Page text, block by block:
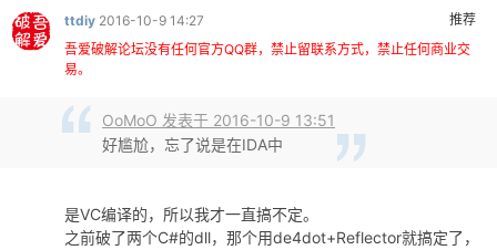
推荐
ttdiy 2016-10-9 14:27
吾爱破解论坛没有任何官方QQ群，禁止留联系方式，禁止任何商业交
易。
OoMoO 发表于 2016-10-9 13:51
好尴尬，忘了说是在IDA中
是VC编译的，所以我才一直搞不定。
之前破了两个C#的dll，那个用de4dot+Reflector就搞定了，